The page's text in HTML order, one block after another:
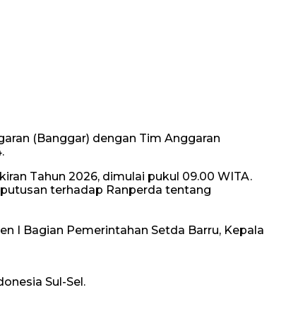
(Banggar) dengan Tim Anggaran
Tahun 2026, dimulai pukul 09.00 WITA.
terhadap Ranperda tentang
I Bagian Pemerintahan Setda Barru, Kepala
Sul-Sel.